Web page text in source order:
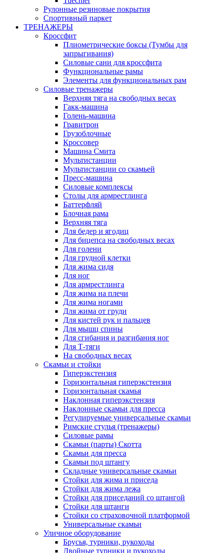
Рулонные резиновые покрытия
Спортивный паркет
ТРЕНАЖЕРЫ
Кроссфит
Плиометрические боксы (Тумбы для
запрыгивания)
Силовые сани для кроссфита
Функциональные рамы
Элементы для функциональных рам
Силовые тренажеры
Верхняя тяга на свободных весах
Гакк-машина
Голень-машина
Гравитрон
Грузоблочные
Кроссовер
Машина Смита
Мультистанции
Мультистанции со скамьей
Пресс-машина
Силовые комплексы
Столы для армрестлинга
Баттерфляй
Блочная рама
Верхняя тяга
Для бедер и ягодиц
Для бицепса на свободных весах
Для голени
Для грудной клетки
Для жима сидя
Для ног
Для армрестлинга
Для жима на плечи
Для жима ногами
Для жима от груди
Для кистей рук и пальцев
Для мышц спины
Для сгибания и разгибания ног
Для Т-тяги
На свободных весах
Скамьи и стойки
Гиперэкстензия
Горизонтальная гиперэкстензия
Горизонтальная скамья
Наклонная гиперэкстензия
Наклонные скамьи для пресса
Регулируемые универсальные скамьи
Римские стулья (тренажеры)
Силовые рамы
Скамьи (парты) Скотта
Скамьи для пресса
Скамьи под штангу
Складные универсальные скамьи
Стойки для жима и приседа
Стойки для жима лежа
Стойки для приседаний со штангой
Стойки для штанги
Стойки со страховочной платформой
Универсальные скамьи
Уличное оборудование
Брусья, турники, рукоходы
Двойные турники и рукоходы